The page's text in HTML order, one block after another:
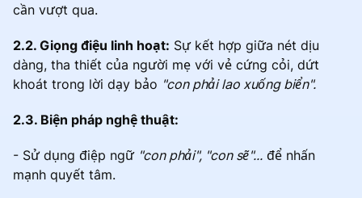
cần vượt qua.
2.2. Giọng điệu linh hoạt: Sự kết hợp giữa nét dịu
dàng, tha thiết của người mẹ với vẻ cứng cỏi, dứt
khoát trong lời dạy bảo "con phải lao xuống biển".
2.3. Biện pháp nghệ thuật:
- Sử dụng điệp ngữ "con phải", "con sẽ"... để nhấn
mạnh quyết tâm.